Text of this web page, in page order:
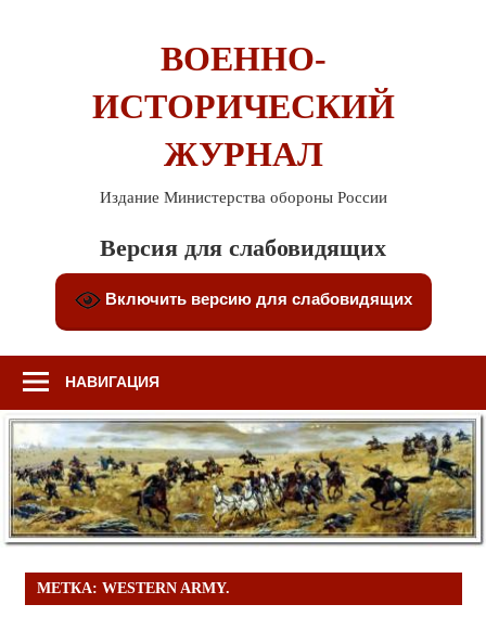
ВОЕННО-
ИСТОРИЧЕСКИЙ
ЖУРНАЛ
Издание Министерства обороны России
Версия для слабовидящих
Включить версию для слабовидящих
НАВИГАЦИЯ
МЕТКА: WESTERN ARMY.